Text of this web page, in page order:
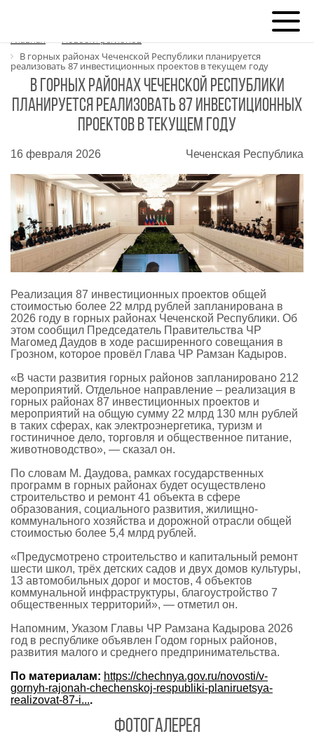
Главная
Новости регионов
В горных районах Чеченской Республики планируется
реализовать 87 инвестиционных проектов в текущем году
В горных районах Чеченской Республики
планируется реализовать 87 инвестиционных
проектов в текущем году
16 февраля 2026 Чеченская Республика
Реализация 87 инвестиционных проектов общей
стоимостью более 22 млрд рублей запланирована в
2026 году в горных районах Чеченской Республики. Об
этом сообщил Председатель Правительства ЧР
Магомед Даудов в ходе расширенного совещания в
Грозном, которое провёл Глава ЧР Рамзан Кадыров.
«В части развития горных районов запланировано 212
мероприятий. Отдельное направление – реализация в
горных районах 87 инвестиционных проектов и
мероприятий на общую сумму 22 млрд 130 млн рублей
в таких сферах, как электроэнергетика, туризм и
гостиничное дело, торговля и общественное питание,
животноводство», — сказал он.
По словам М. Даудова, рамках государственных
программ в горных районах будет осуществлено
строительство и ремонт 41 объекта в сфере
образования, социального развития, жилищно-
коммунального хозяйства и дорожной отрасли общей
стоимостью более 5,4 млрд рублей.
«Предусмотрено строительство и капитальный ремонт
шести школ, трёх детских садов и двух домов культуры,
13 автомобильных дорог и мостов, 4 объектов
коммунальной инфраструктуры, благоустройство 7
общественных территорий», — отметил он.
Напомним, Указом Главы ЧР Рамзана Кадырова 2026
год в республике объявлен Годом горных районов,
развития малого и среднего предпринимательства.
По материалам: https://chechnya.gov.ru/novosti/v-
gornyh-rajonah-chechenskoj-respubliki-planiruetsya-
realizovat-87-i....
ФОТОГАЛЕРЕЯ